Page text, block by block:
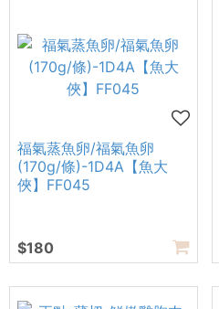
福氣蒸魚卵/福氣魚卵
(170g/條)-1D4A【魚大
俠】FF045
$180